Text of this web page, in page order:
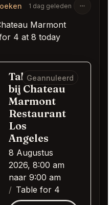
1 dag geleden
Marmont
4 at 8 today
Table for 4
bij Chateau
Marmont
Restaurant
Los
Angeles
8 Augustus
2026, 8:00 am
naar 9:00 am
Table for 4
Geannuleerd